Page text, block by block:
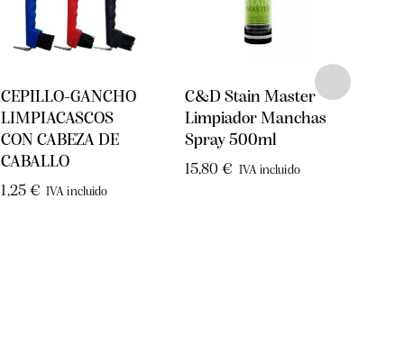
CEPILLO-GANCHO
LIMPIACASCOS
CON CABEZA DE
CABALLO
1,25 € IVA incluido
C&D Stain Master
Limpiador Manchas
Spray 500ml
15,80€ IVA incluido